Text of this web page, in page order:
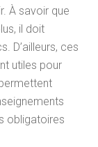
À savoir que
il doit
D’ailleurs, ces
utiles pour
obligatoires